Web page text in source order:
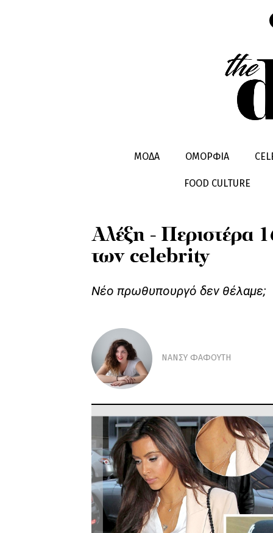
ΜΟΔΑ ΟΜΟΡΦΙΑ
FOOD CULTURE
ΕΙΔΗΣΕΙΣ
Αλέξη - Περιστέρα
των celebrity
Νέο πρωθυπουργό δεν θέλαμε;
ΝAΝΣΥ ΦΑΦΟΥΤΗ